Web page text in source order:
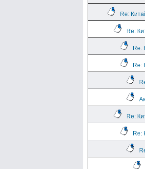
Re:
Re:
Re:
Re:
Re:
Re: